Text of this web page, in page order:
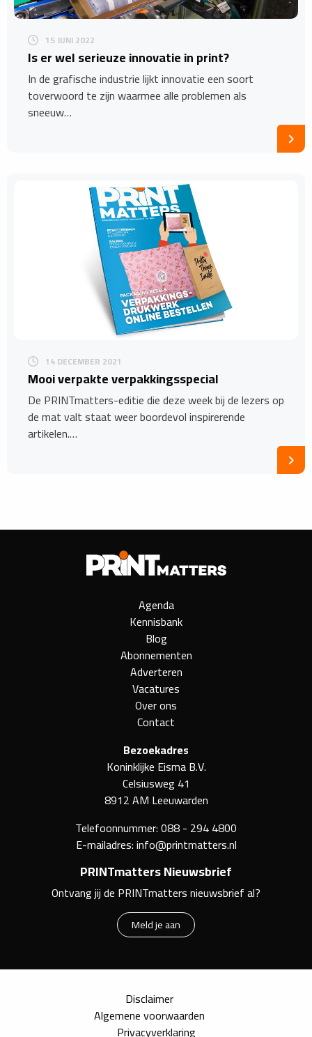
15 JUNI 2022
Is er wel serieuze innovatie in print?
In de grafische industrie lijkt innovatie een soort
toverwoord te zijn waarmee alle problemen als
sneeuw…
14 DECEMBER 2021
Mooi verpakte verpakkingsspecial
De PRINTmatters-editie die deze week bij de lezers op
de mat valt staat weer boordevol inspirerende
artikelen.…
Agenda
Kennisbank
Blog
Abonnementen
Adverteren
Vacatures
Over ons
Contact
Bezoekadres
Koninklijke Eisma B.V.
Celsiusweg 41
8912 AM Leeuwarden
Telefoonnummer:088 - 294 4800
E-mailadres:info@printmatters.nl
PRINTmatters Nieuwsbrief
Ontvang jij de PRINTmatters nieuwsbrief al?
Meld je aan
Disclaimer
Algemene voorwaarden
Privacyverklaring